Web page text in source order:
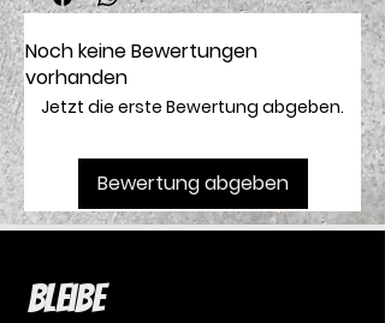
Noch keine Bewertungen
vorhanden
Jetzt die erste Bewertung abgeben.
Bewertung abgeben
Bleibe